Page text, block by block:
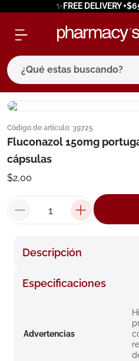
✨FREE DELIVERY
¿Qué estas buscando?
Código de artículo: 39725
Fluconazol 150mg
cápsulas
$2,00
Descripción
Especificaciones
Advertencias
términos más
1. eucerin
cerave
7. isdin
roche posay